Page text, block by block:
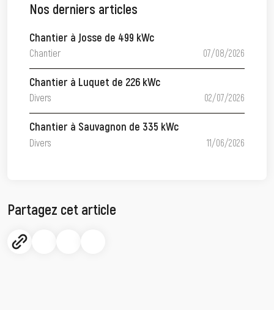
Nos derniers articles
Chantier à Josse de 499 kWc
Chantier 07/08/2026
Chantier à Luquet de 226 kWc
Divers 02/07/2026
Chantier à Sauvagnon de 335 kWc
Divers 11/06/2026
Partagez cet article